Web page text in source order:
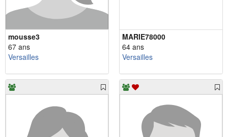
mousse3
67 ans
Versailles
MARIE78000
64 ans
Versailles